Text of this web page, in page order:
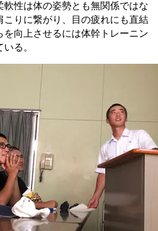
性は体の姿勢とも無関係ではな
こりに繋がり、目の疲れにも直結
向上させるには体幹トレーニン
る。